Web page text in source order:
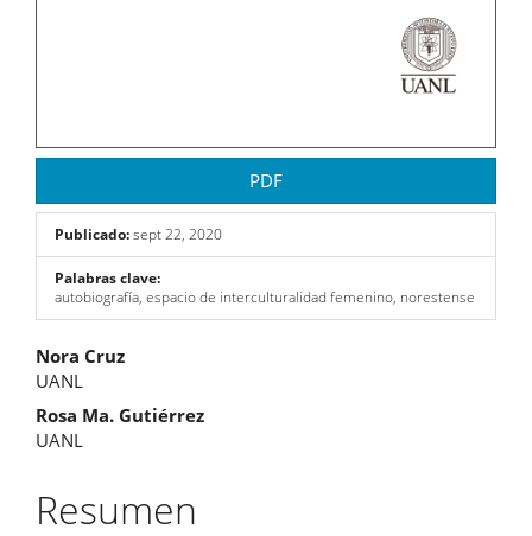
PDF
Publicado:sept 22, 2020
Palabras clave:
autobiografía, espacio de interculturalidad femenino, norestense
Contenido
principal
del
artículo
Nora Cruz
UANL
Rosa Ma. Gutiérrez
UANL
Resumen